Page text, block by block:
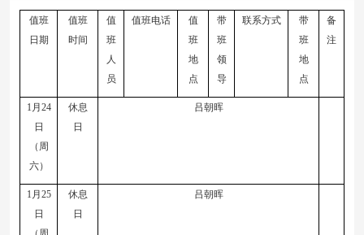
值班
日期
值班
时间
值
班
人
员
值班电话
值
班
地
点
带
班
领
导
联系方式
带
班
地
点
备
注
1 月 24
日
（周
六）
休息
日
吕朝晖
1 月 25
日
休息
日
吕朝晖